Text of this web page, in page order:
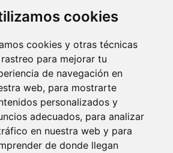
cookies
cookies y otras técnicas
para mejorar tu
de navegación en
web, para mostrarte
personalizados y
adecuados, para analizar
en nuestra web y para
de donde llegan
cookies preferences
2025 cheguevara.com.es